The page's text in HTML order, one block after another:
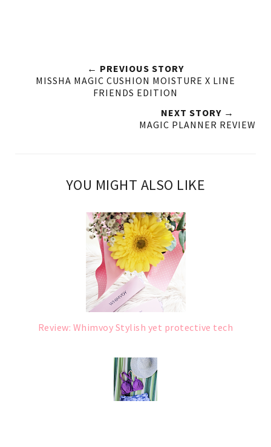
← PREVIOUS STORY
MISSHA MAGIC CUSHION MOISTURE X LINE
FRIENDS EDITION
NEXT STORY →
MAGIC PLANNER REVIEW
YOU MIGHT ALSO LIKE
Review: Whimvoy Stylish yet protective tech